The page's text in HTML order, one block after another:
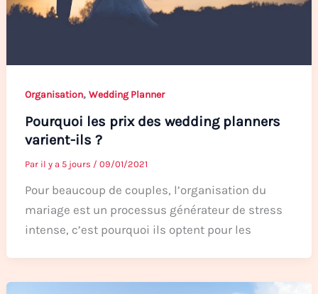
Organisation, Wedding Planner
Pourquoi les prix des wedding planners
varient-ils ?
Par il y a 5 jours / 09/01/2021
Pour beaucoup de couples, l’organisation du
mariage est un processus générateur de stress
intense, c’est pourquoi ils optent pour les